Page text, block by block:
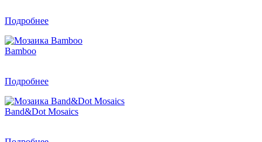
Подробнее
Bamboo
Подробнее
Band&Dot Mosaics